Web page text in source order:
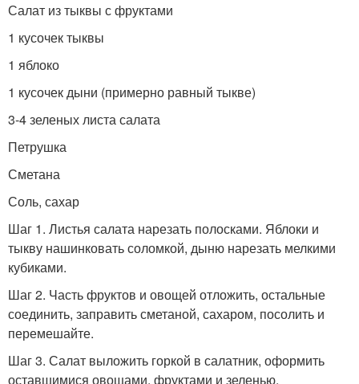
Салат из тыквы с фруктами
1 кусочек тыквы
1 яблоко
1 кусочек дыни (примерно равный тыкве)
3-4 зеленых листа салата
Петрушка
Сметана
Соль, сахар
Шаг 1. Листья салата нарезать полосками. Яблоки и
тыкву нашинковать соломкой, дыню нарезать мелкими
кубиками.
Шаг 2. Часть фруктов и овощей отложить, остальные
соединить, заправить сметаной, сахаром, посолить и
перемешайте.
Шаг 3. Салат выложить горкой в салатник, оформить
оставшимися овощами, фруктами и зеленью.